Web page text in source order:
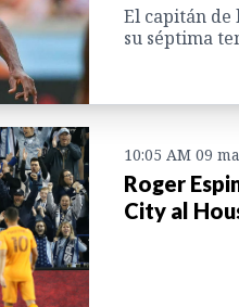
El capitán de
su séptima
10:05 AM 09
Roger
City al